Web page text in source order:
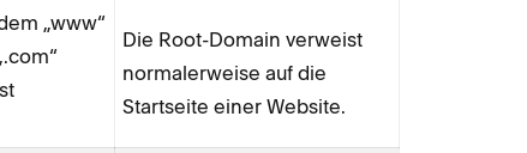
„www“
Die Root-Domain verweist
normalerweise auf die
Startseite einer Website.